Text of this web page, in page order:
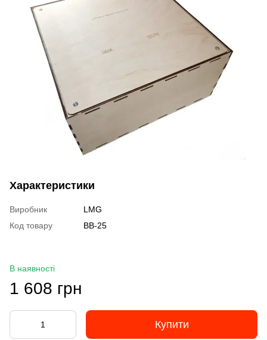
Характеристики
Виробник
LMG
Код товару
BB-25
В наявності
1 608 грн
Купити